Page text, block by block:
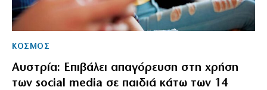
ΚΟΣΜΟΣ
Αυστρία: Επιβάλει απαγόρευση στη χρήση
των ⁠social media σε παιδιά κάτω των 14